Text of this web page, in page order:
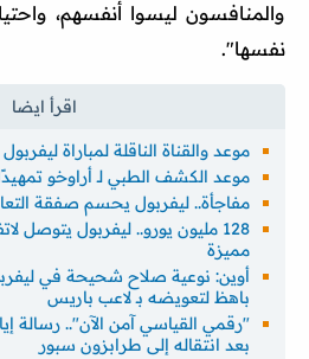
والمنافسون ليسوا أنفسهم،
نفسها".
موعد والقناة الناقلة لمباراة
موعد الكشف الطبي لـ أراوخو تمهيدًا
مفاجأة.. ليفربول يحسم صفقة
128 مليون يورو.. ليفربول
مميزة
أوين: نوعية صلاح شحيحة في
باهظ لتعويضه بـ لاعب باريس
"رقمي القياسي آمن الآن".. رسالة
بعد انتقاله إلى طرابزون سبور